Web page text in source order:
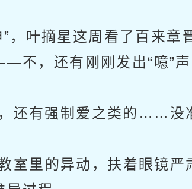
叶摘星这周看了百来章
不，还有刚刚发出“噫”声
有强制爱之类的……没
里的异动，扶着眼镜严